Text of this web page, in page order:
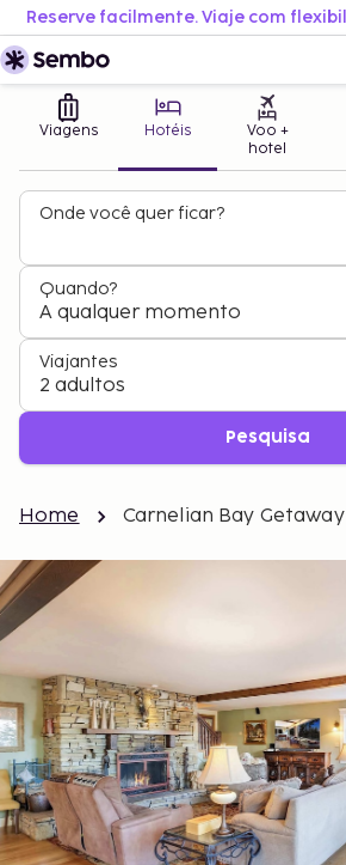
Viagens Hotéis
Voo +
hotel
Onde você quer ficar?
Quando?
A qualquer momento
Viajantes
2 adultos
Pesquisa
Home Carnelian Bay Getaway